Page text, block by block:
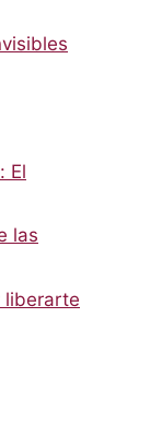
El
las
liberarte